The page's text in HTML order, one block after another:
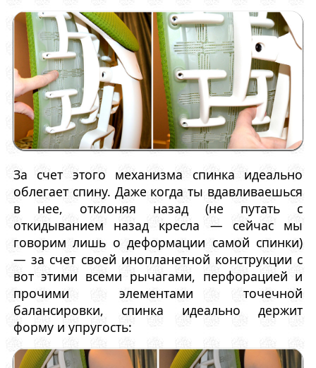
За счет этого механизма спинка идеально
облегает спину. Даже когда ты вдавливаешься
в нее, отклоняя назад (не путать с
откидыванием назад кресла — сейчас мы
говорим лишь о деформации самой спинки)
— за счет своей инопланетной конструкции с
вот этими всеми рычагами, перфорацией и
прочими элементами точечной
балансировки, спинка идеально держит
форму и упругость: